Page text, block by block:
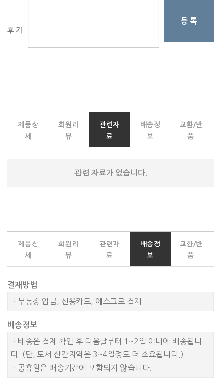
후 기
등 록
제품상
세
회원리
뷰
관련자
료
배송정
보
교환/반
품
관련 자료가 없습니다.
제품상
세
회원리
뷰
관련자
료
배송정
보
교환/반
품
결재방법
ㆍ무통장 입금, 신용카드, 에스크로 결재
배송정보
ㆍ배송은 결제 확인 후 다음날부터 1~2일 이내에 배송됩니
다. (단, 도서 산간지역은 3~4일정도 더 소요됩니다.)
ㆍ공휴일은 배송기간에 포함되지 않습니다.